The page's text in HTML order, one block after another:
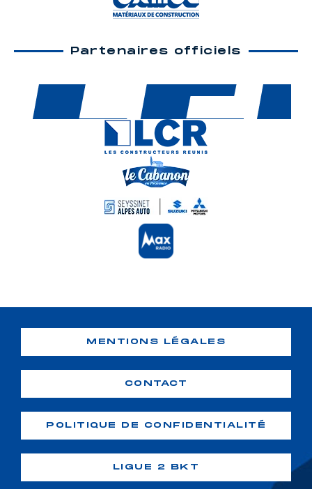
Partenaires officiels
MENTIONS LÉGALES
CONTACT
POLITIQUE DE CONFIDENTIALITÉ
LIGUE 2 BKT